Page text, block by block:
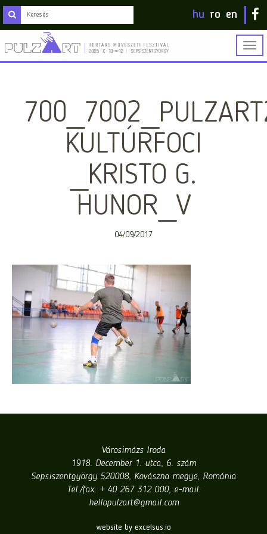
hu ro en
KULTÚRFOCI
_KRISTO G.
HUNOR_V
04/09/2017
Városimázs Iroda
1918. December 1. utca, 6. szám
Sepsiszentgyörgy 520008, Kovászna megye, Románia
Tel./fax: + 40 267 312 000, e-mail:
hellopulzart@gmail.com
website by excelsus.io